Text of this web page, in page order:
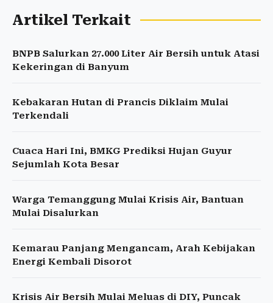
Artikel Terkait
BNPB Salurkan 27.000 Liter Air Bersih untuk Atasi
Kekeringan di Banyum
Kebakaran Hutan di Prancis Diklaim Mulai
Terkendali
Cuaca Hari Ini, BMKG Prediksi Hujan Guyur
Sejumlah Kota Besar
Warga Temanggung Mulai Krisis Air, Bantuan
Mulai Disalurkan
Kemarau Panjang Mengancam, Arah Kebijakan
Energi Kembali Disorot
Krisis Air Bersih Mulai Meluas di DIY, Puncak